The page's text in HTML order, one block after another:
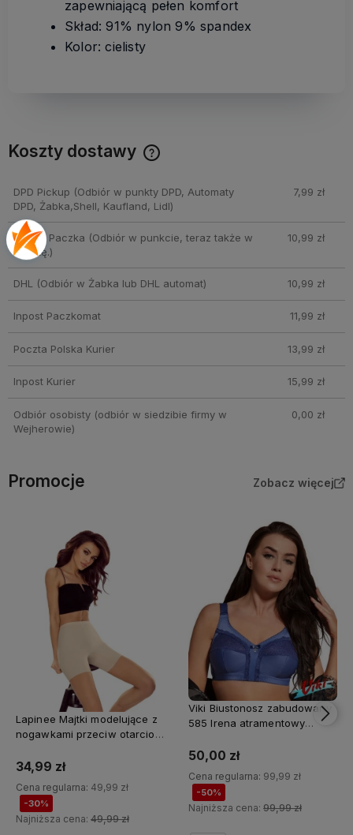
zapewniającą pełen komfort
Skład: 91% nylon 9% spandex
Kolor: cielisty
Koszty dostawy
DPD Pickup (Odbiór w punkty DPD, Automaty
DPD, Żabka,Shell, Kaufland, Lidl)
7,99 zł
ORLEN Paczka (Odbiór w punkcie, teraz także w
sobotę.)
10,99 zł
DHL (Odbiór w Żabka lub DHL automat) 10,99 zł
Inpost Paczkomat 11,99 zł
Poczta Polska Kurier 13,99 zł
Inpost Kurier 15,99 zł
Odbiór osobisty(odbiór w siedzibie firmy w
Wejherowie)
0,00 zł
Promocje Zobacz więcej
Lapinee Majtki modelujące z
nogawkami przeciw otarciom
beżowy (SALE)
34,99 zł
Cena regularna: 49,99 zł
-30%
Najniższa cena: 49,99 zł
Viki Biustonosz zabudowany
585 Irena atramentowy
50,00 zł
Cena regularna: 99,99 zł
-50%
Najniższa cena: 99,99 zł